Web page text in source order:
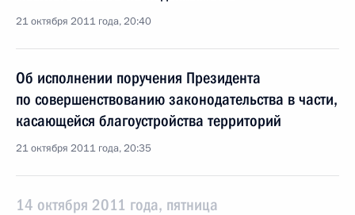
21 октября 2011 года, 20:40
Об исполнении поручения Президента
по совершенствованию законодательства в части,
касающейся благоустройства территорий
21 октября 2011 года, 20:35
14 октября 2011 года, пятница